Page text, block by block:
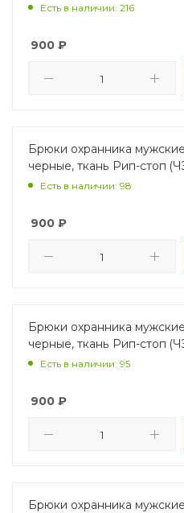
Есть в наличии: 216
900 ₽
Брюки охранника
черные, ткань Рип-стоп
Есть в наличии: 98
900 ₽
Брюки охранника
черные, ткань Рип-стоп
Есть в наличии: 95
900 ₽
Брюки охранника